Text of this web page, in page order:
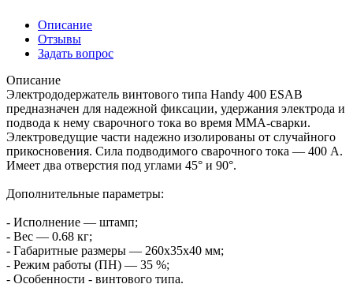
Описание
Отзывы
Задать вопрос
Описание
Электрододержатель винтового типа Handy 400 ESAB
предназначен для надежной фиксации, удержания электрода и
подвода к нему сварочного тока во время MMA-сварки.
Электроведущие части надежно изолированы от случайного
прикосновения. Сила подводимого сварочного тока — 400 А.
Имеет два отверстия под углами 45° и 90°.
Дополнительные параметры:
- Исполнение — штамп;
- Вес — 0.68 кг;
- Габаритные размеры — 260х35х40 мм;
- Режим работы (ПН) — 35 %;
- Особенности - винтового типа.